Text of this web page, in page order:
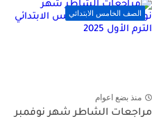
الصف الخامس الابتدائي
منذ بضع اعوام
مراجعات الشاطر شهر نوفمبر